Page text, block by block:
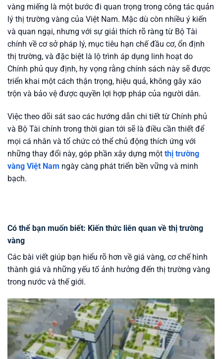
vàng miếng là một bước đi quan trọng trong công tác quản
lý thị trường vàng của Việt Nam. Mặc dù còn nhiều ý kiến
và quan ngại, nhưng với sự giải thích rõ ràng từ Bộ Tài
chính về cơ sở pháp lý, mục tiêu hạn chế đầu cơ, ổn định
thị trường, và đặc biệt là lộ trình áp dụng linh hoạt do
Chính phủ quy định, hy vọng rằng chính sách này sẽ được
triển khai một cách thận trọng, hiệu quả, không gây xáo
trộn và bảo vệ được quyền lợi hợp pháp của người dân.
Việc theo dõi sát sao các hướng dẫn chi tiết từ Chính phủ
và Bộ Tài chính trong thời gian tới sẽ là điều cần thiết để
mọi cá nhân và tổ chức có thể chủ động thích ứng với
những thay đổi này, góp phần xây dựng một thị trường
vàng Việt Nam ngày càng phát triển bền vững và minh
bạch.
Có thể bạn muốn biết: Kiến thức liên quan về thị trường
vàng
Các bài viết giúp bạn hiểu rõ hơn về giá vàng, cơ chế hình
thành giá và những yếu tố ảnh hưởng đến thị trường vàng
trong nước và thế giới.